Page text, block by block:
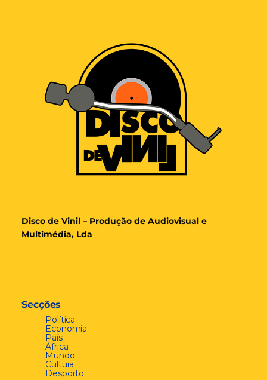
Disco de Vinil – Produção de Audiovisual e
Multimédia, Lda
Secções
Política
Economia
País
África
Mundo
Cultura
Desporto